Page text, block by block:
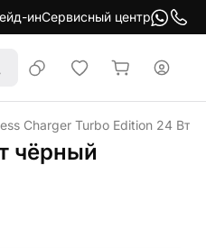
инСервисный центр
Charger Turbo Edition 24 Вт
чёрный